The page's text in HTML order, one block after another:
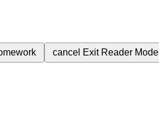
cancel Exit Reader Mode